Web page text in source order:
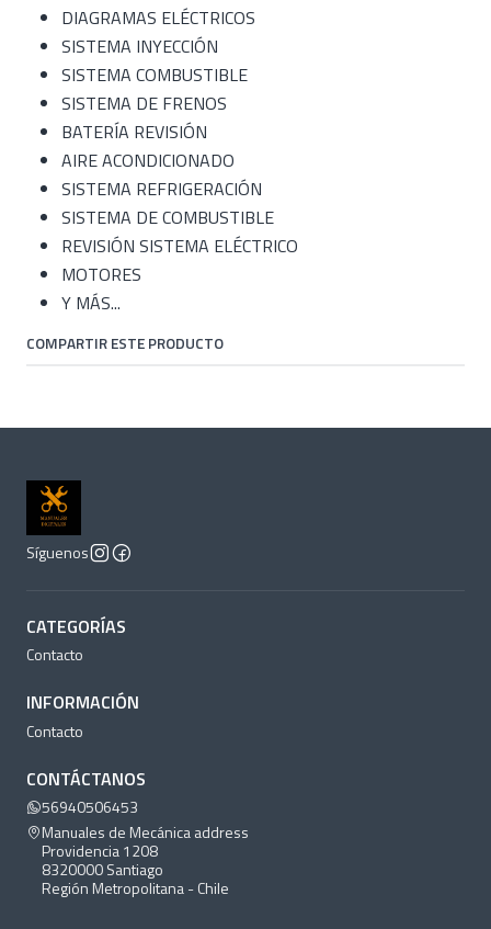
DIAGRAMAS ELÉCTRICOS
SISTEMA INYECCIÓN
SISTEMA COMBUSTIBLE
SISTEMA DE FRENOS
BATERÍA REVISIÓN
AIRE ACONDICIONADO
SISTEMA REFRIGERACIÓN
SISTEMA DE COMBUSTIBLE
REVISIÓN SISTEMA ELÉCTRICO
MOTORES
Y MÁS...
COMPARTIR ESTE PRODUCTO
Síguenos
CATEGORÍAS
Contacto
INFORMACIÓN
Contacto
CONTÁCTANOS
56940506453
Manuales de Mecánica address
Providencia 1208
8320000 Santiago
Región Metropolitana - Chile